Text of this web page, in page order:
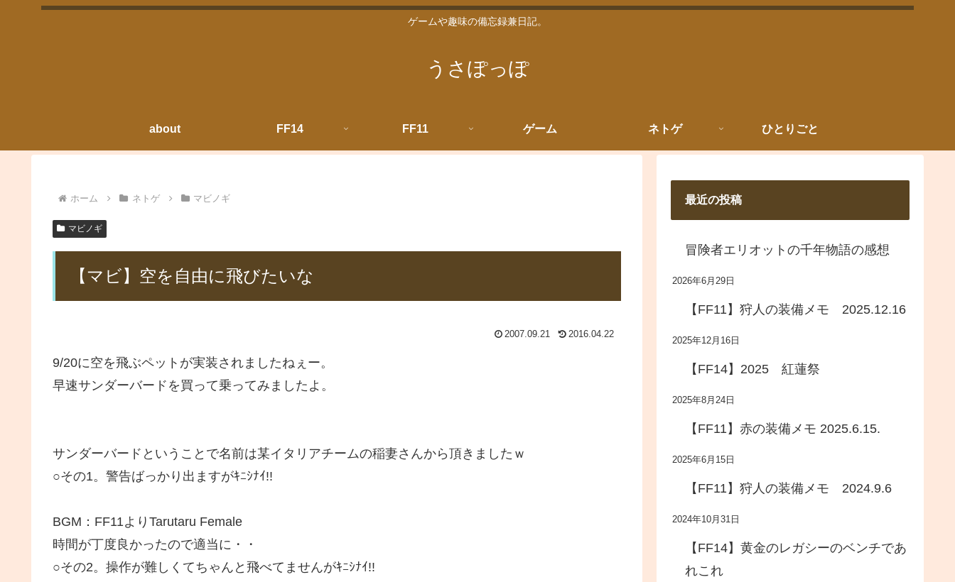
ゲームや趣味の備忘録兼日記。
うさぽっぽ
about FF14 FF11 ゲーム ネトゲ ひとりごと
ホーム ネトゲ マビノギ
マビノギ
【マビ】空を自由に飛びたいな
2007.09.21 2016.04.22
9/20に空を飛ぶペットが実装されましたねぇー。
早速サンダーバードを買って乗ってみましたよ。
サンダーバードということで名前は某イタリアチームの稲妻さんから頂きましたｗ
○その1。警告ばっかり出ますがｷﾆｼﾅｲ!!
BGM：FF11よりTarutaru Female
時間が丁度良かったので適当に・・
○その2。操作が難しくてちゃんと飛べてませんがｷﾆｼﾅｲ!!
最近の投稿
冒険者エリオットの千年物語の感想
2026年6月29日
【FF11】狩人の装備メモ 2025.12.16
2025年12月16日
【FF14】2025 紅蓮祭
2025年8月24日
【FF11】赤の装備メモ 2025.6.15.
2025年6月15日
【FF11】狩人の装備メモ 2024.9.6
2024年10月31日
【FF14】黄金のレガシーのベンチであ
れこれ